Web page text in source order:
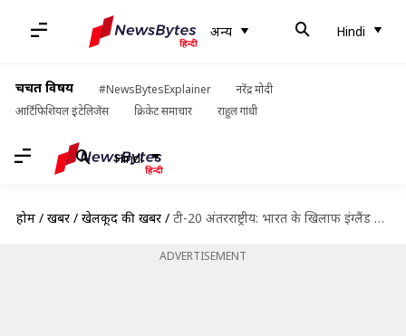
अन्य Hindi
चर्चित विषय #NewsBytesExplainer
नरेंद्र मोदी
आर्टिफिशियल इंटेलिजेंस
क्रिकेट समाचार राहुल गांधी
Hindi
होम / खबरें / खेलकूद की खबरें / टी-20 अंतरराष्ट्रीय: भारत के खिलाफ इंग्लैंड के इन बल्लेबाजों ने बनाए हैं सबसे ज्यादा रन
ADVERTISEMENT